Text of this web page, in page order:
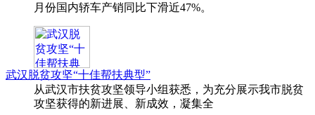
月份国内轿车产销同比下滑近47%。
武汉脱贫攻坚“十佳帮扶典型”
从武汉市扶贫攻坚领导小组获悉，为充分展示我市脱贫
攻坚获得的新进展、新成效，凝集全